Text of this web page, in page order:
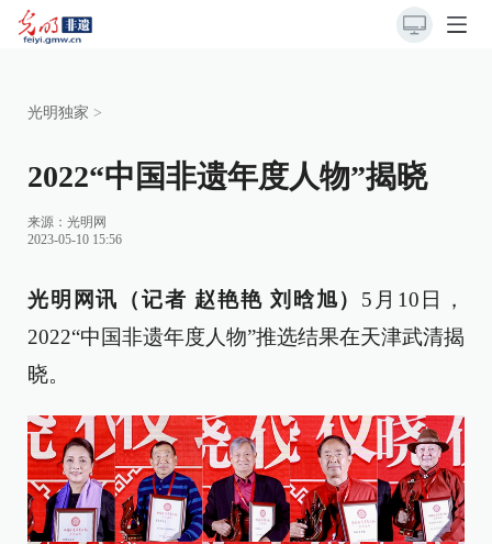
光明独家 >
2022“中国非遗年度人物”揭晓
来源： 光明网
2023-05-10 15:56
光明网讯（记者 赵艳艳 刘晗旭） 5月10日，
2022“中国非遗年度人物”推选结果在天津武清揭
晓。